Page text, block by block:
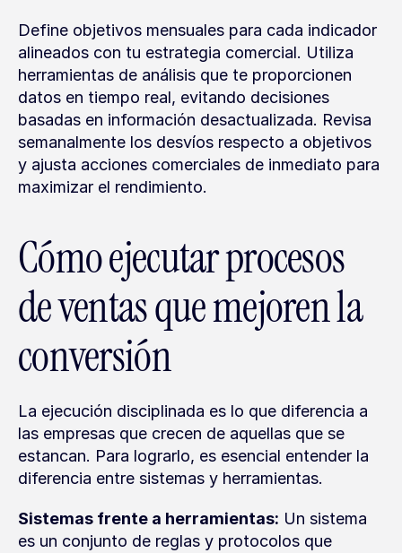
Define objetivos mensuales para cada indicador
alineados con tu estrategia comercial. Utiliza
herramientas de análisis que te proporcionen
datos en tiempo real, evitando decisiones
basadas en información desactualizada. Revisa
semanalmente los desvíos respecto a objetivos
y ajusta acciones comerciales de inmediato para
maximizar el rendimiento.
Cómo ejecutar procesos
de ventas que mejoren la
conversión
La ejecución disciplinada es lo que diferencia a
las empresas que crecen de aquellas que se
estancan. Para lograrlo, es esencial entender la
diferencia entre sistemas y herramientas.
Sistemas frente a herramientas: Un sistema
es un conjunto de reglas y protocolos que